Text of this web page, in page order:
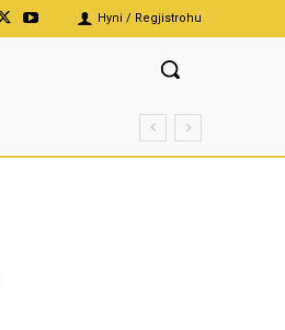
Hyni / Regjistrohu